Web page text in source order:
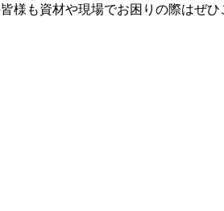
様も資材や現場でお困りの際はぜひ